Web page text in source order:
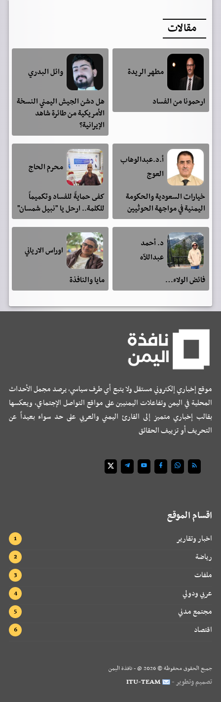
مقالات
مطهر الريدة
ارحمونا من الفساد
وائل البدري
هل دشن الجيش اليمني النسخة
الأمريكية من طائرة شاهد
الإيرانية؟
أ.د.عبدالوهاب
العوج
خيارات السعودية والحكومة
اليمنية في مواجهة الحوثيين
محرم الحاج
كفى حمايةً للفساد وتكميماً
للكلمة.. ارحل يا "نبيل شمسان"
د. أحمد
عبداللآه
فائض الولاء…
اوراس الارياني
مايا والنافذة
موقع إخباري إلكتروني مستقل ولا يتبع أي طرف سياسي، يرصد مجمل الأحداث
المحلية في اليمن وتفاعلات اليمنيين على مواقع التواصل الإجتماعي، ويعكسها
بقالب إخباري متميز إلى القارئ اليمني والعربي على حد سواء بعيداً عن
التحريف أو تزييف الحقائق
اقسام الموقع
اخبار وتقارير
رياضة
ملفات
عربي ودولي
مجتمع مدني
اقتصاد
جميع الحقوق محفوظة ©2026 @ - نافذة اليمن
تصميم وتطوير - ITU-TEAM